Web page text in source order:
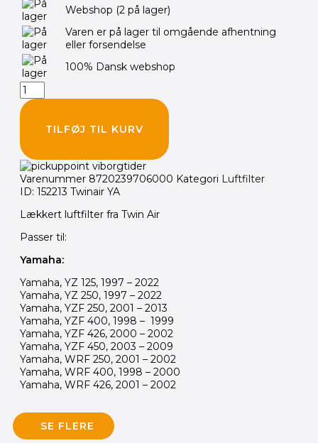
Webshop (2 på lager)
Varen er på lager til omgående afhentning
eller forsendelse
100% Dansk webshop
YAMAHA
antal
TILFØJ TIL KURV
Varenummer 8720239706000 Kategori Luftfilter
ID: 152213 Twinair YA
Lækkert luftfilter fra Twin Air
Passer til:
Yamaha:
Yamaha, YZ 125, 1997 – 2022
Yamaha, YZ 250, 1997 – 2022
Yamaha, YZF 250, 2001 – 2013
Yamaha, YZF 400, 1998 – 1999
Yamaha, YZF 426, 2000 – 2002
Yamaha, YZF 450, 2003 – 2009
Yamaha, WRF 250, 2001 – 2002
Yamaha, WRF 400, 1998 – 2000
Yamaha, WRF 426, 2001 – 2002
SE FLERE